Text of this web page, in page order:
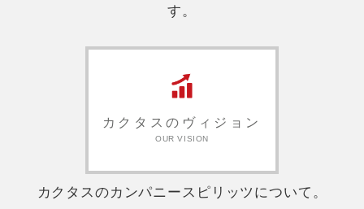
す。
カクタスのヴィジョン
OUR VISION
カクタスのカンパニースピリッツについて。